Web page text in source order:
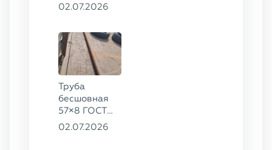
ГОСТ 8732-
02.07.2026
Труба
бесшовная
57×8 ГОСТ
8732-78
02.07.2026